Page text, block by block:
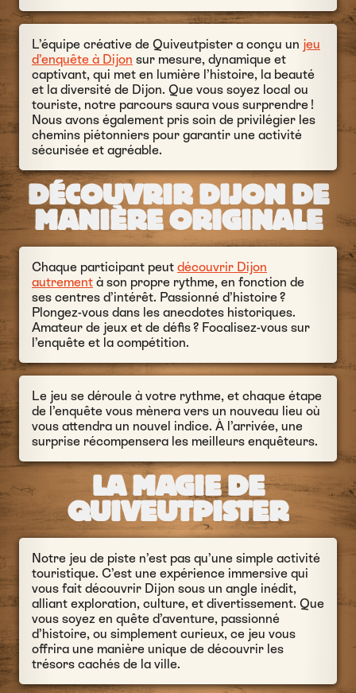
L’équipe créative de Quiveutpister a conçu un jeu
d’enquête à Dijon sur mesure, dynamique et
captivant, qui met en lumière l’histoire, la beauté
et la diversité de Dijon. Que vous soyez local ou
touriste, notre parcours saura vous surprendre !
Nous avons également pris soin de privilégier les
chemins piétonniers pour garantir une activité
sécurisée et agréable.
DÉCOUVRIR DIJON DE
MANIÈRE ORIGINALE
Chaque participant peut découvrir Dijon
autrement à son propre rythme, en fonction de
ses centres d’intérêt. Passionné d’histoire ?
Plongez-vous dans les anecdotes historiques.
Amateur de jeux et de défis ? Focalisez-vous sur
l’enquête et la compétition.
Le jeu se déroule à votre rythme, et chaque étape
de l’enquête vous mènera vers un nouveau lieu où
vous attendra un nouvel indice. À l’arrivée, une
surprise récompensera les meilleurs enquêteurs.
LA MAGIE DE
QUIVEUTPISTER
Notre jeu de piste n’est pas qu’une simple activité
touristique. C’est une expérience immersive qui
vous fait découvrir Dijon sous un angle inédit,
alliant exploration, culture, et divertissement. Que
vous soyez en quête d’aventure, passionné
d’histoire, ou simplement curieux, ce jeu vous
offrira une manière unique de découvrir les
trésors cachés de la ville.